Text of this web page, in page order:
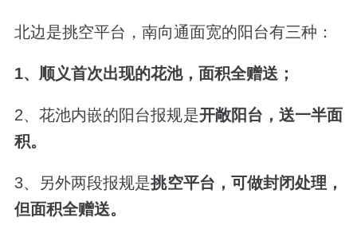
北边是挑空平台，南向通面宽的阳台有三种：
1、顺义首次出现的花池，面积全赠送；
2、花池内嵌的阳台报规是开敞阳台，送一半面
积。
3、另外两段报规是挑空平台，可做封闭处理，
但面积全赠送。